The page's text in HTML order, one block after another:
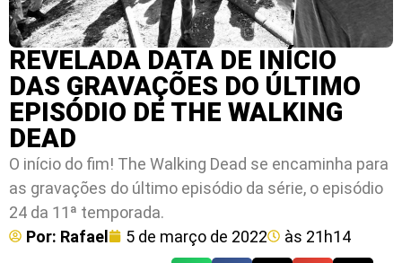
REVELADA DATA DE INÍCIO
DAS GRAVAÇÕES DO ÚLTIMO
EPISÓDIO DE THE WALKING
DEAD
O início do fim! The Walking Dead se encaminha para
as gravações do último episódio da série, o episódio
24 da 11ª temporada.
Por: Rafael 5 de março de 2022 às 21h14